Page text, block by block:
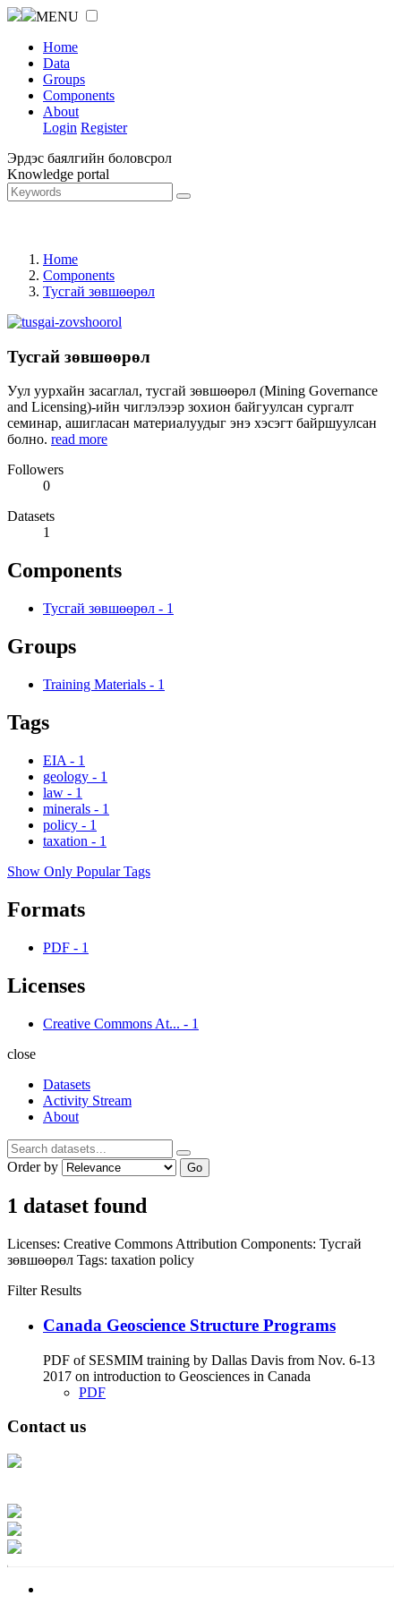
MENU
Home
Data
Groups
Components
About
Login Register
Эрдэс баялгийн боловсрол
Knowledge portal
Home
Components
Тусгай зөвшөөрөл
Тусгай зөвшөөрөл
Уул уурхайн засаглал, тусгай зөвшөөрөл (Mining Governance
and Licensing)-ийн чиглэлээр зохион байгуулсан сургалт
семинар, ашигласан материалуудыг энэ хэсэгт байршуулсан
болно. read more
Followers
0
Datasets
1
Components
Тусгай зөвшөөрөл - 1
Groups
Training Materials - 1
Tags
EIA - 1
geology - 1
law - 1
minerals - 1
policy - 1
taxation - 1
Show Only Popular Tags
Formats
PDF - 1
Licenses
Creative Commons At... - 1
close
Datasets
Activity Stream
About
Order by Go
1 dataset found
Licenses: Creative Commons Attribution Components: Тусгай
зөвшөөрөл Tags: taxation policy
Filter Results
Canada Geoscience Structure Programs
PDF of SESMIM training by Dallas Davis from Nov. 6-13
2017 on introduction to Geosciences in Canada
PDF
Contact us